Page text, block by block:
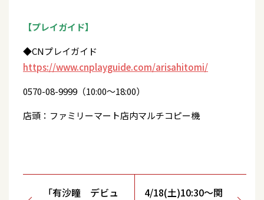
【プレイガイド】
◆CNプレイガイド
https://www.cnplayguide.com/arisahitomi/
0570-08-9999（10:00～18:00）
店頭：ファミリーマート店内マルチコピー機
「有沙瞳 デビュ
4/18(土)10:30～関